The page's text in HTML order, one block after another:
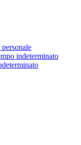
indeterminato